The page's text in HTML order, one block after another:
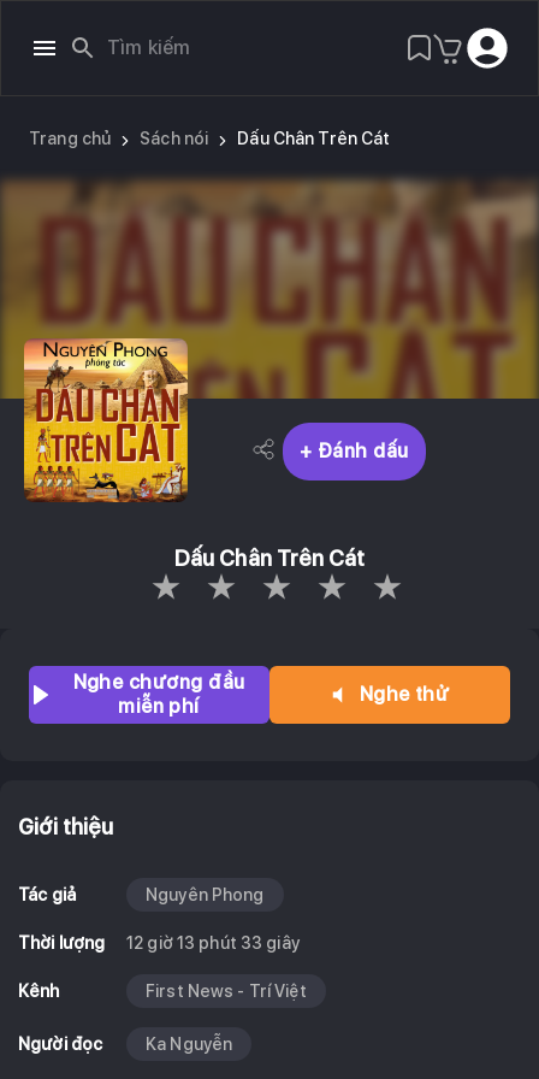
Trang chủ Sách nói Dấu Chân Trên Cát
+ Đánh dấu
Dấu Chân Trên Cát
Nghe chương đầu
miễn phí
Nghe thử
Giới thiệu
Tác giả Nguyên Phong
Thời lượng 12 giờ 13 phút 33 giây
Kênh First News - Trí Việt
Người đọc Ka Nguyễn